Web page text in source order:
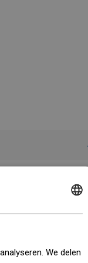
We delen